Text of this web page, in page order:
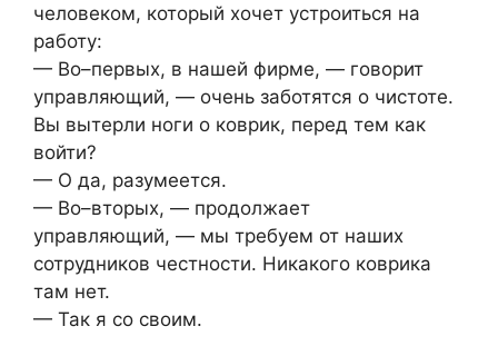
человеком, который хочет устроиться на
работу:
— Во–первых, в нашей фирме, — говорит
управляющий, — очень заботятся о чистоте.
Вы вытерли ноги о коврик, перед тем как
войти?
— О да, разумеется.
— Во–вторых, — продолжает
управляющий, — мы требуем от наших
сотрудников честности. Никакого коврика
там нет.
— Так я со своим.